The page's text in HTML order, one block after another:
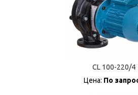
CL 100-220/4
Цена: По